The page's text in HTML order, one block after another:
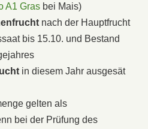
A1 Gras bei Mais)
nach der Hauptfrucht
bis 15.10. und Bestand
in diesem Jahr ausgesät
gelten als
bei der Prüfung des